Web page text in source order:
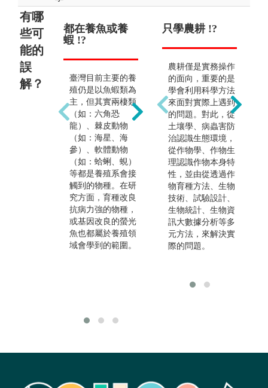
有哪
些可
能的
誤
解？
都在養魚或養
蝦 !?
臺灣目前主要的養
殖仍是以魚蝦類為
主，但其實兩棲類
（如：六角恐
龍）、棘皮動物
（如：海星、海
參）、軟體動物
（如：蛤蜊、蜆）
等都是養殖系會接
觸到的物種。在研
究方面，育種改良
抗病力強的物種，
或基因改良的螢光
魚也都屬於養殖領
域會學到的範圍。
學習如何丟飼
養殖涵蓋了多個面
向，養殖池的設計
包含水的流向、洩
水坡度、池壁材質
和過濾系統等等；
飼料的營養比例、
適口性、投餵時間
及微生物的搭配投
餵，這些都會因為
物種和生長階段不
同而需要做調整。
另外，除了每日的
投餵，還需要觀察
水產物種是否有行
為異常，例如魚蝦
做出應對措施，將
只學農耕 !?
農耕僅是實務操作
的面向，重要的是
學會利用科學方法
來面對實際上遇到
的問題。對此，從
土壤學、病蟲害防
治認識生態環境，
從作物學、作物生
理認識作物本身特
性，並由從透過作
物育種方法、生物
技術、試驗設計、
生物統計、生物資
訊大數據分析等多
元方法，來解決實
際的問題。